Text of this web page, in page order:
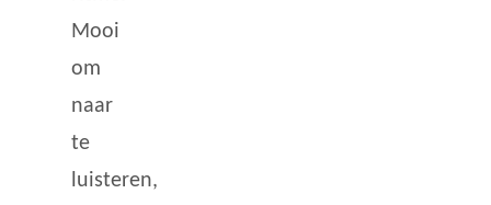
Mooi
om
naar
te
luisteren,